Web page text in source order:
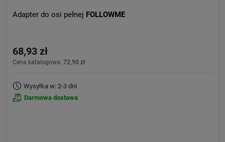
Adapter do osi pełnej FOLLOWME
68,93 zł
Cena katalogowa: 72,90 zł
Wysyłka w: 2-3 dni
Darmowa dostawa